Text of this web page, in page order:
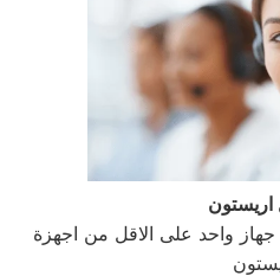
اريستون
جهاز واحد على الاقل من اجهزة